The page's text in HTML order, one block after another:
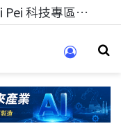
科技人的經驗傳承地！在 Pei Pei 科技專區，與學弟妹交流最硬核的技術